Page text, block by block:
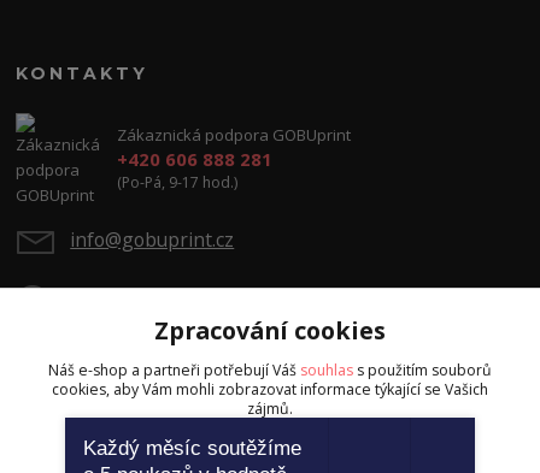
KONTAKTY
Zákaznická podpora GOBUprint
+420 606 888 281
(Po-Pá, 9-17 hod.)
info@gobuprint.cz
Upravit sběr cookies.
Zpracování cookies
Náš e-shop a partneři potřebují Váš souhlas s použitím souborů
cookies, aby Vám mohli zobrazovat informace týkající se Vašich
zájmů.
Každý měsíc soutěžíme